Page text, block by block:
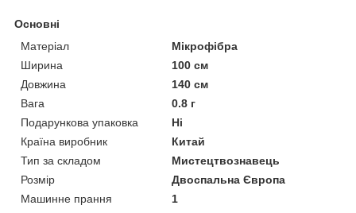
Основні
Матеріал
Мікрофібра
Ширина
100 см
Довжина
140 см
Вага
0.8 г
Подарункова упаковка
Ні
Країна виробник
Китай
Тип за складом
Мистецтвознавець
Розмір
Двоспальна Європа
Машинне прання
1